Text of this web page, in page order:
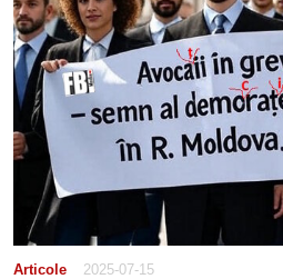
Articole 2025-07-15